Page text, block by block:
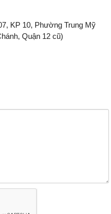
KP 10, Phường Trung Mỹ
Quận 12 cũ)